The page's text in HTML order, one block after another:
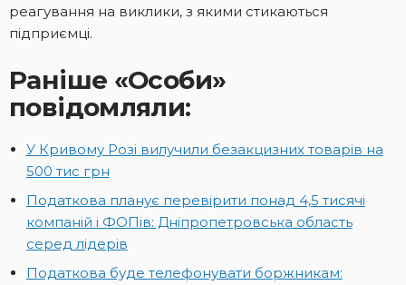
реагування на виклики, з якими стикаються
підприємці.
Раніше «Особи»
повідомляли:
У Кривому Розі вилучили безакцизних товарів на
500 тис грн
Податкова планує перевірити понад 4,5 тисячі
компаній і ФОПів: Дніпропетровська область
серед лідерів
Податкова буде телефонувати боржникам: